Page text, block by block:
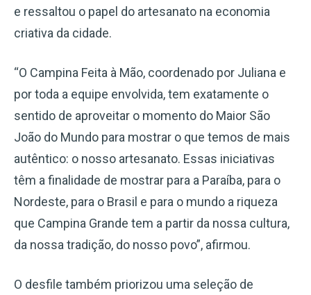
e ressaltou o papel do artesanato na economia
criativa da cidade.
“O Campina Feita à Mão, coordenado por Juliana e
por toda a equipe envolvida, tem exatamente o
sentido de aproveitar o momento do Maior São
João do Mundo para mostrar o que temos de mais
autêntico: o nosso artesanato. Essas iniciativas
têm a finalidade de mostrar para a Paraíba, para o
Nordeste, para o Brasil e para o mundo a riqueza
que Campina Grande tem a partir da nossa cultura,
da nossa tradição, do nosso povo”, afirmou.
O desfile também priorizou uma seleção de